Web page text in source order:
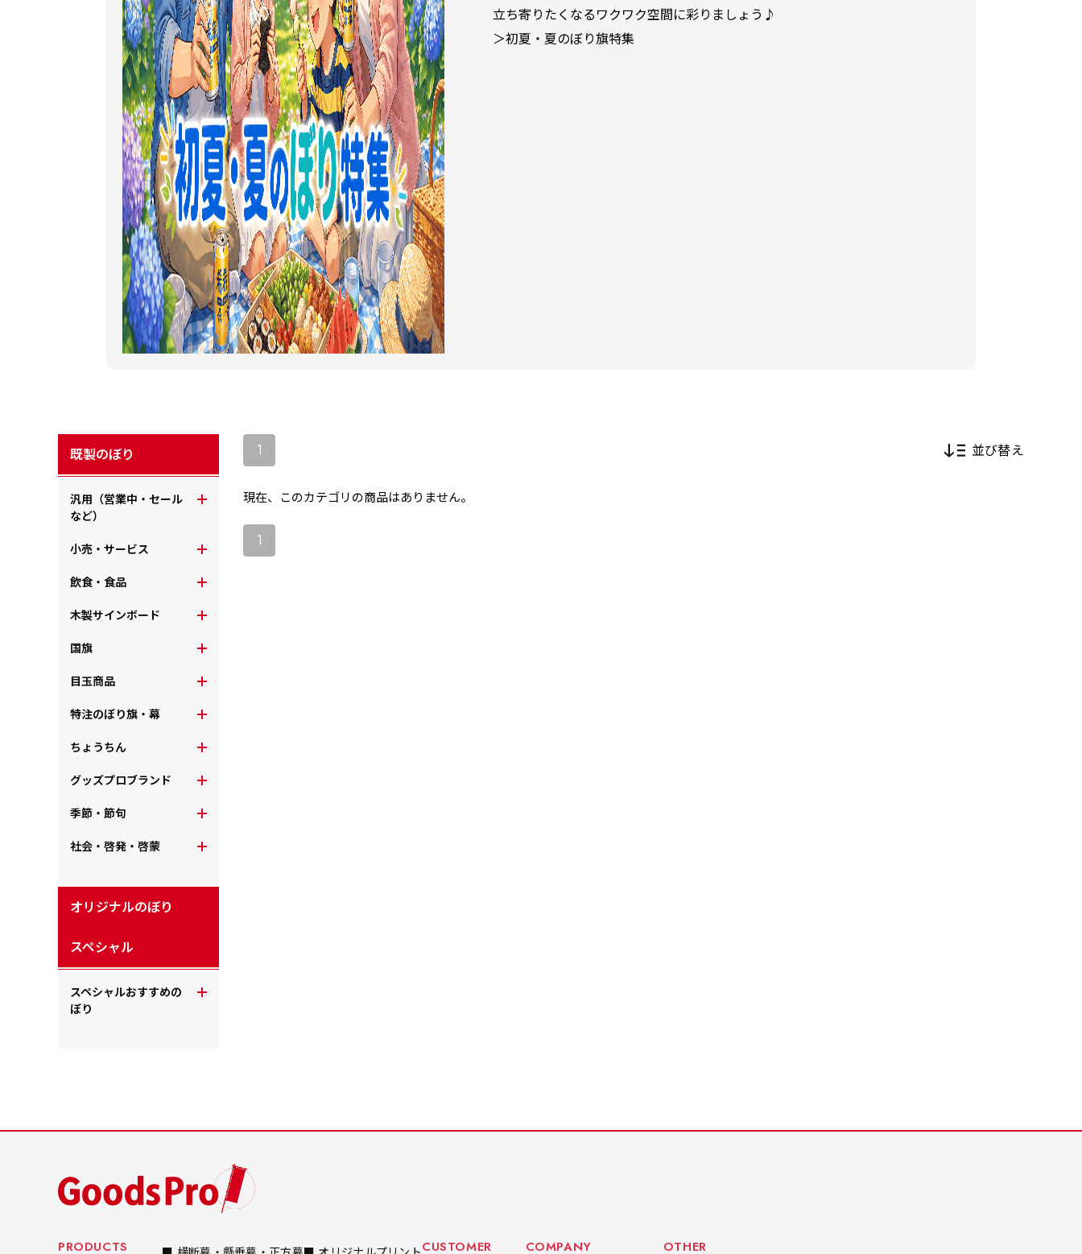
立ち寄りたくなるワクワク空間に彩りましょう♪
＞初夏・夏のぼり旗特集
既製のぼり
汎用（営業中・セール
など）
小売・サービス
飲食・食品
木製サインボード
国旗
目玉商品
特注のぼり旗・幕
ちょうちん
グッズプロブランド
季節・節句
社会・啓発・啓蒙
オリジナルのぼり
スペシャル
スペシャルおすすめの
ぼり
1 並び替え
現在、このカテゴリの商品はありません。
1
PRODUCTS CUSTOMER COMPANY OTHER